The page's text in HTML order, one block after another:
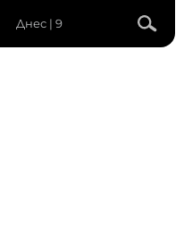
Днес | 9